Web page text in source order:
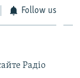
Follow us
Радіо